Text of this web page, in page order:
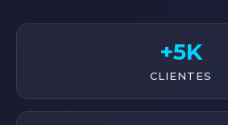
+5K
CLIENTES